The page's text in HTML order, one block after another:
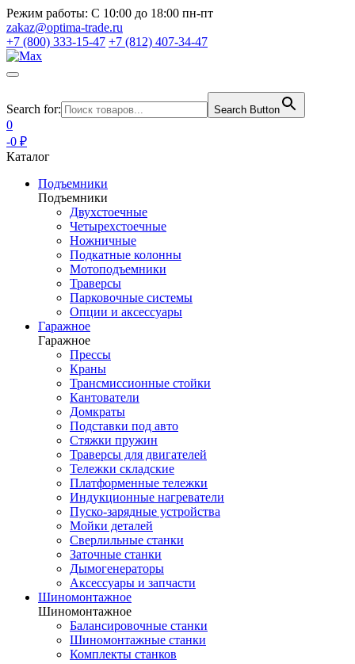
Режим работы: С 10:00 до 18:00 пн-пт
zakaz@optima-trade.ru
+7 (800) 333-15-47 +7 (812) 407-34-47
Search for: Search Button
0
-0 ₽
Каталог
Подъемники
Подъемники
Двухстоечные
Четырехстоечные
Ножничные
Подкатные колонны
Мотоподъемники
Траверсы
Парковочные системы
Опции и аксессуары
Гаражное
Гаражное
Прессы
Краны
Трансмиссионные стойки
Кантователи
Домкраты
Подставки под авто
Стяжки пружин
Траверсы для двигателей
Тележки складские
Платформенные тележки
Индукционные нагреватели
Пуско-зарядные устройства
Мойки деталей
Сверлильные станки
Заточные станки
Дымогенераторы
Аксессуары и запчасти
Шиномонтажное
Шиномонтажное
Балансировочные станки
Шиномонтажные станки
Комплекты станков